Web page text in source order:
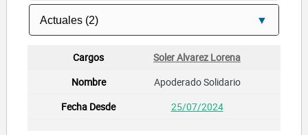
Soler Alvarez Lorena
Apoderado Solidario
25/07/2024